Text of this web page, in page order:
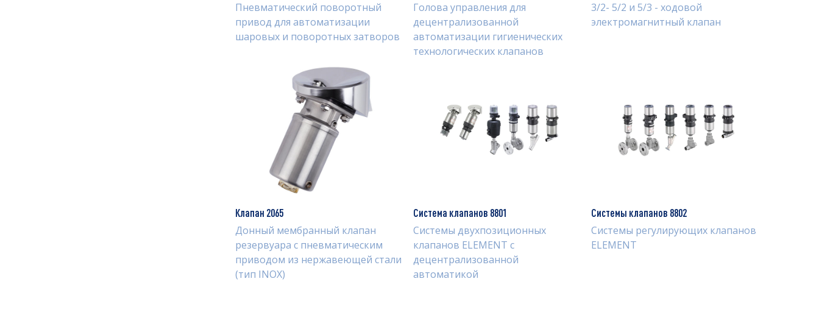
Пневматический поворотный
привод для автоматизации
шаровых и поворотных затворов
Голова управления для
децентрализованной
автоматизации гигиенических
технологических клапанов
3/2- 5/2 и 5/3 - ходовой
электромагнитный клапан
Клапан 2065
Донный мембранный клапан
резервуара с пневматическим
приводом из нержавеющей стали
(тип INOX)
Система клапанов 8801
Системы двухпозиционных
клапанов ELEMENT с
децентрализованной
автоматикой
Системы клапанов 8802
Системы регулирующих клапанов
ELEMENT